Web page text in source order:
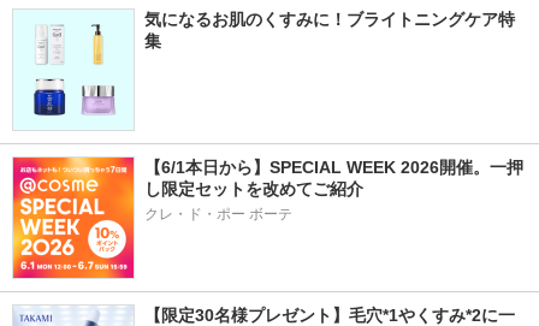
気になるお肌のくすみに！ブライトニングケア特
集
【6/1本日から】SPECIAL WEEK 2026開催。一押
し限定セットを改めてご紹介
クレ・ド・ポー ボーテ
【限定30名様プレゼント】毛穴*1やくすみ*2に一